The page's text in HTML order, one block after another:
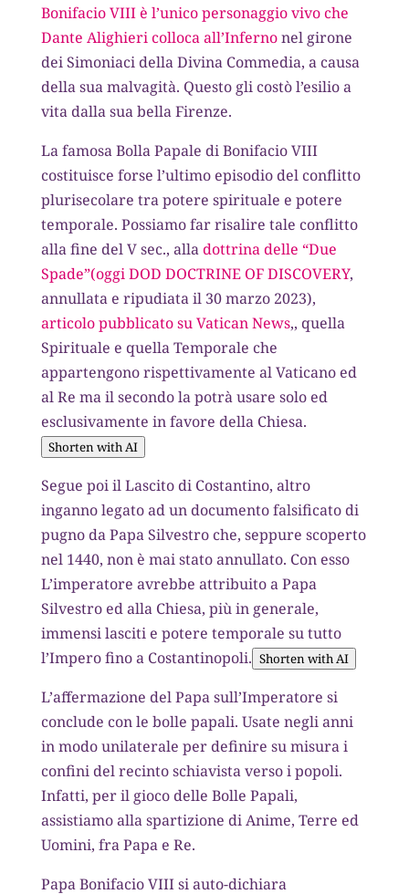
Bonifacio VIII è l’unico personaggio vivo che
Dante Alighieri colloca all’Infernonel girone
dei Simoniaci della Divina Commedia, a causa
della sua malvagità. Questo gli costò l’esilio a
vita dalla sua bella Firenze.
La famosa Bolla Papale di Bonifacio VIII
costituisce forse l’ultimo episodio del conflitto
plurisecolare tra potere spirituale e potere
temporale. Possiamo far risalire tale conflitto
alla fine del V sec., alladottrina delle “Due
Spade”(oggi DOD DOCTRINE OF DISCOVERY,
annullata e ripudiata il 30 marzo 2023),
articolo pubblicato su Vatican News,, quella
Spirituale e quella Temporale che
appartengono rispettivamente al Vaticano ed
al Re ma il secondo la potrà usare solo ed
esclusivamente in favore della Chiesa.
Shorten with AI
Segue poi il Lascito di Costantino, altro
inganno legato ad un documento falsificato di
pugno da Papa Silvestro che, seppure scoperto
nel 1440, non è mai stato annullato. Con esso
L’imperatore avrebbe attribuito a Papa
Silvestro ed alla Chiesa, più in generale,
immensi lasciti e potere temporale su tutto
l’Impero fino a Costantinopoli. Shorten with AI
L’affermazione del Papa sull’Imperatore si
conclude con le bolle papali. Usate negli anni
in modo unilaterale per definire su misura i
confini del recinto schiavista verso i popoli.
Infatti, per il gioco delle Bolle Papali,
assistiamo alla spartizione di Anime, Terre ed
Uomini, fra Papa e Re.
Papa Bonifacio VIII si auto-dichiara